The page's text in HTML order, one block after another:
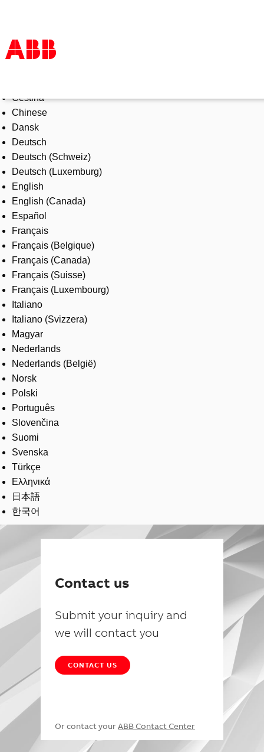
Products & Solutions
Industries
Services
About us
Where to buy
Contact us
Careers
Čeština
Chinese
Dansk
Deutsch
Deutsch (Schweiz)
Deutsch (Luxemburg)
English
English (Canada)
Español
Français
Français (Belgique)
Français (Canada)
Français (Suisse)
Français (Luxembourg)
Italiano
Italiano (Svizzera)
Magyar
Nederlands
Nederlands (België)
Norsk
Polski
Português
Slovenčina
Suomi
Svenska
Türkçe
Ελληνικά
日本語
한국어
Contact us
Submit your inquiry and
we will contact you
CONTACT US
Or contact your ABB Contact Center